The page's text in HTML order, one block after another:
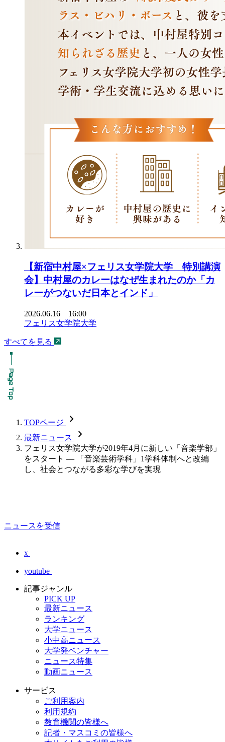
【新宿中村屋×フェリス女学院大学 特別講演
会】中村屋のカレーはなぜ生まれたのか「カ
レーがつないだ日本とインド」
2026.06.16 16:00
フェリス女学院大学
すべてを見る
TOPページ chevron_forward
最新ニュース chevron_forward
フェリス女学院大学が2019年4月に新しい「音楽学部」
をスタート — 「音楽芸術学科」1学科体制へと改編
し、社会とつながる多彩な学びを実現
ニュースを受信
x
youtube
記事ジャンル
PICK UP
最新ニュース
ランキング
大学ニュース
小中高ニュース
大学発ベンチャー
ニュース特集
動画ニュース
サービス
ご利用案内
利用規約
教育機関の皆様へ
記者・マスコミの皆様へ